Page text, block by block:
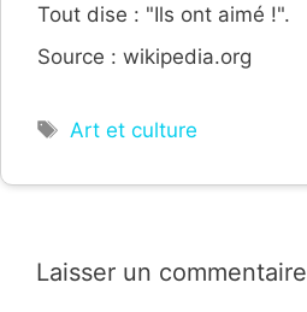
Tout dise : "Ils ont aimé !".
Source : wikipedia.org
Étiquettes
Art et culture
Laisser un commentaire